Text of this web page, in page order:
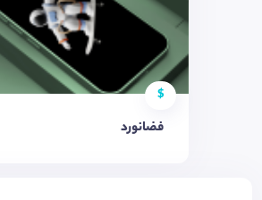
$
فضانورد